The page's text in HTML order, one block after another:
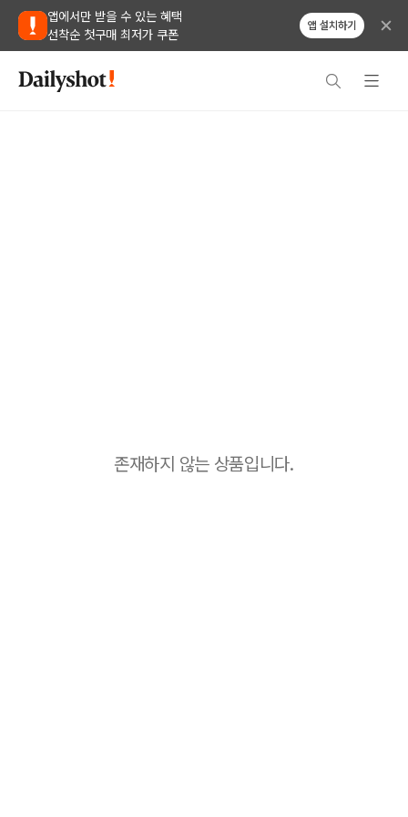
앱에서만 받을 수 있는 혜택
선착순 첫구매 최저가 쿠폰
앱 설치하기
존재하지 않는 상품입니다.